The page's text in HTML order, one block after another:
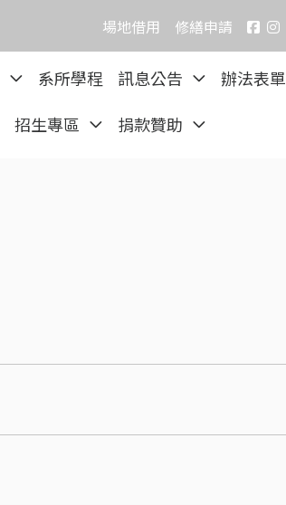
場地借用 修繕申請
系所學程 訊息公告 辦法表單
招生專區 捐款贊助